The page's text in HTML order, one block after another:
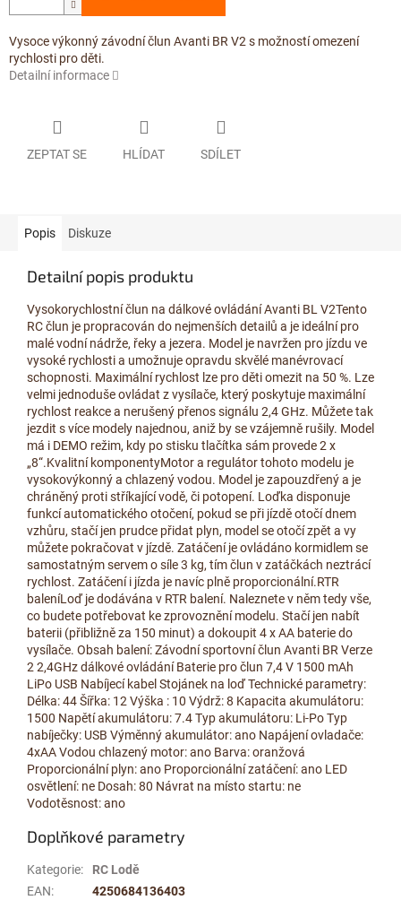
Vysoce výkonný závodní člun Avanti BR V2 s možností omezení
rychlosti pro děti.
Detailní informace
ZEPTAT SE HLÍDAT SDÍLET
Popis Diskuze
Detailní popis produktu
Vysokorychlostní člun na dálkové ovládání Avanti BL V2Tento
RC člun je propracován do nejmenších detailů a je ideální pro
malé vodní nádrže, řeky a jezera. Model je navržen pro jízdu ve
vysoké rychlosti a umožnuje opravdu skvělé manévrovací
schopnosti. Maximální rychlost lze pro děti omezit na 50 %. Lze
velmi jednoduše ovládat z vysílače, který poskytuje maximální
rychlost reakce a nerušený přenos signálu 2,4 GHz. Můžete tak
jezdit s více modely najednou, aniž by se vzájemně rušily. Model
má i DEMO režim, kdy po stisku tlačítka sám provede 2 x
„8“.Kvalitní komponentyMotor a regulátor tohoto modelu je
vysokovýkonný a chlazený vodou. Model je zapouzdřený a je
chráněný proti stříkající vodě, či potopení. Loďka disponuje
funkcí automatického otočení, pokud se při jízdě otočí dnem
vzhůru, stačí jen prudce přidat plyn, model se otočí zpět a vy
můžete pokračovat v jízdě. Zatáčení je ovládáno kormidlem se
samostatným servem o síle 3 kg, tím člun v zatáčkách neztrácí
rychlost. Zatáčení i jízda je navíc plně proporcionální.RTR
baleníLoď je dodávána v RTR balení. Naleznete v něm tedy vše,
co budete potřebovat ke zprovoznění modelu. Stačí jen nabít
baterii (přibližně za 150 minut) a dokoupit 4 x AA baterie do
vysílače. Obsah balení: Závodní sportovní člun Avanti BR Verze
2 2,4GHz dálkové ovládání Baterie pro člun 7,4 V 1500 mAh
LiPo USB Nabíjecí kabel Stojánek na loď Technické parametry:
Délka: 44 Šířka: 12 Výška : 10 Výdrž: 8 Kapacita akumulátoru:
1500 Napětí akumulátoru: 7.4 Typ akumulátoru: Li-Po Typ
nabíječky: USB Výměnný akumulátor: ano Napájení ovladače:
4xAA Vodou chlazený motor: ano Barva: oranžová
Proporcionální plyn: ano Proporcionální zatáčení: ano LED
osvětlení: ne Dosah: 80 Návrat na místo startu: ne
Vodotěsnost: ano
Doplňkové parametry
Kategorie:
RC Lodě
EAN: 4250684136403